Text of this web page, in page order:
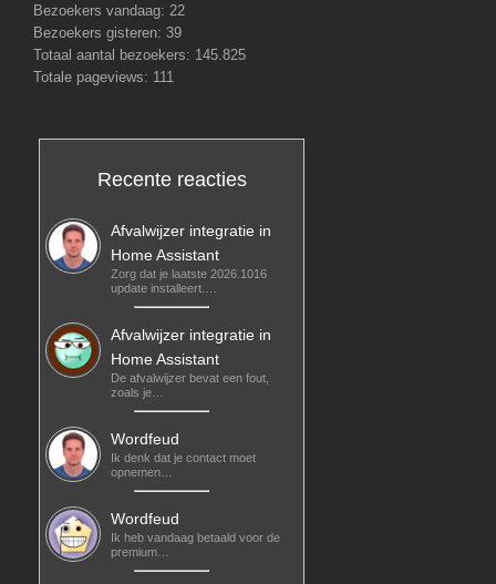
Bezoekers vandaag: 22
Bezoekers gisteren: 39
Totaal aantal bezoekers: 145.825
Totale pageviews: 111
Recente reacties
Afvalwijzer integratie in
Home Assistant
Zorg dat je laatste 2026.1016
update installeert.…
Afvalwijzer integratie in
Home Assistant
De afvalwijzer bevat een fout,
zoals je…
Wordfeud
Ik denk dat je contact moet
opnemen…
Wordfeud
Ik heb vandaag betaald voor de
premium…